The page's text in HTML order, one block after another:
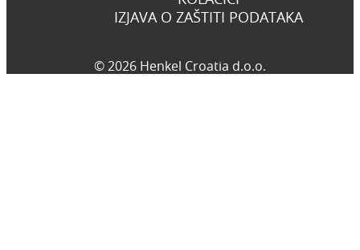
IZJAVA O ZAŠTITI PODATAKA
© 2026 Henkel Croatia d.o.o.